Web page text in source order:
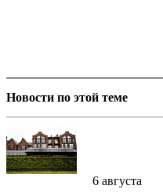
Новости по этой теме
6 августа